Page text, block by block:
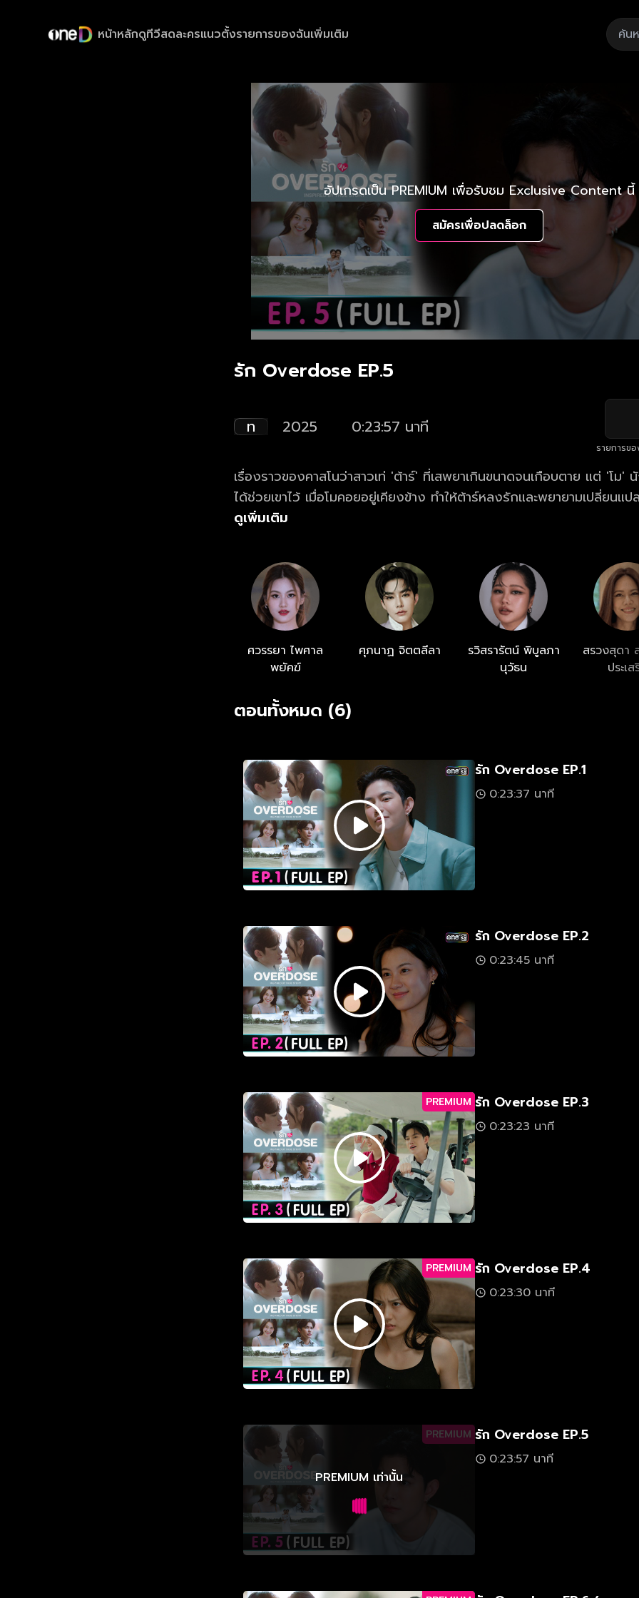
หน้าหลักดูทีวีสดละครแนวตั้งรายการของฉันเพิ่มเติม
อัปเกรดเป็น PREMIUM เพื่อรับชม Exclusive Content นี้
สมัครเพื่อปลดล็อก
รัก Overdose EP.5
ท 2025 0:23:57 นาที
รายการข
เรื่องราวของคาสโนว่าสาวเท่ 'ต้าร์' ที่เสพยาเกินขนาดจนเกือบตาย แต่ 'โม'
ได้ช่วยเขาไว้ เมื่อโมคอยอยู่เคียงข้าง ทำให้ต้าร์หลงรักและพยายามเปลี่ยนแ
เธอ แม้โมลังเลเพราะไม่อยากคบคนเจ้าชู้และติดยา แต่สุดท้ายก็ยอมเปิดใจ ทว่
ดูเพิ่มเติม
ศวรรยา ไพศาล
พยัคฆ์
ศุภนาฏ จิตตลีลา
รวิสรารัตน์ พิบูลภา
นุวัธน
สรวงสุดา
ประเส
ตอนทั้งหมด (6)
รัก Overdose EP.1
0:23:37 นาที
รัก Overdose EP.2
0:23:45 นาที
PREMIUM รัก Overdose EP.3
0:23:23 นาที
PREMIUM รัก Overdose EP.4
0:23:30 นาที
PREMIUM
PREMIUM เท่านั้น
รัก Overdose EP.5
0:23:57 นาที